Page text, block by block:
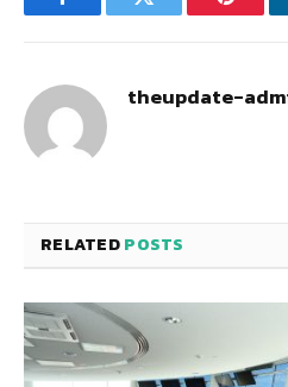
FacebookTwitter
theupdate-
RELATEDPOSTS